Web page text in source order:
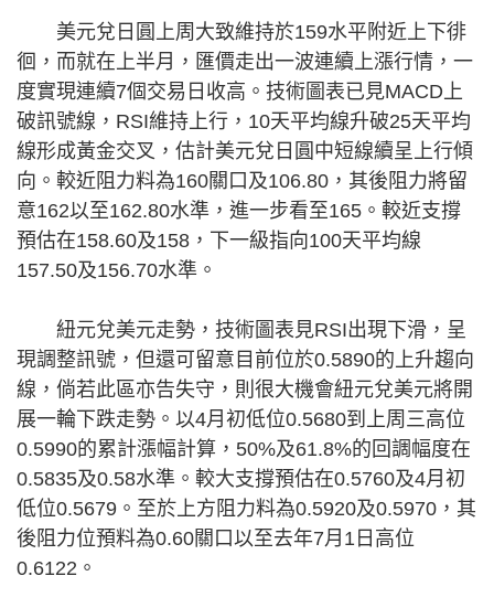
美元兌日圓上周大致維持於159水平附近上下徘
徊，而就在上半月，匯價走出一波連續上漲行情，一
度實現連續7個交易日收高。技術圖表已見MACD上
破訊號線，RSI維持上行，10天平均線升破25天平均
線形成黃金交叉，估計美元兌日圓中短線續呈上行傾
向。較近阻力料為160關口及106.80，其後阻力將留
意162以至162.80水準，進一步看至165。較近支撐
預估在158.60及158，下一級指向100天平均線
157.50及156.70水準。
紐元兌美元走勢，技術圖表見RSI出現下滑，呈
現調整訊號，但還可留意目前位於0.5890的上升趨向
線，倘若此區亦告失守，則很大機會紐元兌美元將開
展一輪下跌走勢。以4月初低位0.5680到上周三高位
0.5990的累計漲幅計算，50%及61.8%的回調幅度在
0.5835及0.58水準。較大支撐預估在0.5760及4月初
低位0.5679。至於上方阻力料為0.5920及0.5970，其
後阻力位預料為0.60關口以至去年7月1日高位
0.6122。